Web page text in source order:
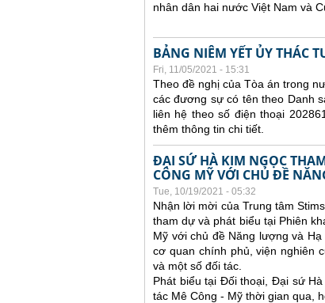
nhân dân hai nước Việt Nam và
BẢNG NIÊM YẾT ỦY THÁC
Fri, 11/05/2021 - 15:31
Theo đề nghị của Tòa án trong
các đương sự có tên theo Danh
liên hệ theo số điện thoại
thêm thông tin chi tiết.
ĐẠI SỨ HÀ KIM NGỌC
CÔNG MỸ VỚI CHỦ ĐỀ
Tue, 10/19/2021 - 05:32
Nhận lời mời của Trung tâm
tham dự và phát biểu tại Phiên
Mỹ với chủ đề Năng lượng và
cơ quan chính phủ, viện nghiên
và một số đối tác.
Phát biểu tại Đối thoại, Đại sứ
tác Mê Công - Mỹ thời gian qua,